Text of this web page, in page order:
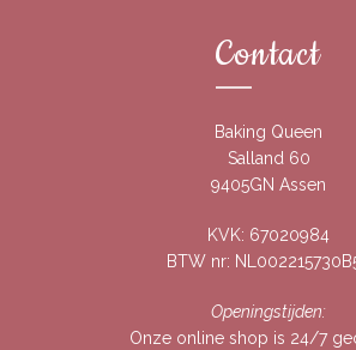
Contact
Baking Queen
Salland 60
9405GN Assen
KVK: 67020984
BTW nr:
Openingstijden:
Onze online shop is 24/7